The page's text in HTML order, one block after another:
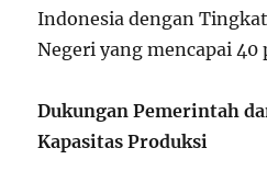
Indonesia dengan
Negeri yang mencapai
Dukungan Pemerintah
Kapasitas Produksi